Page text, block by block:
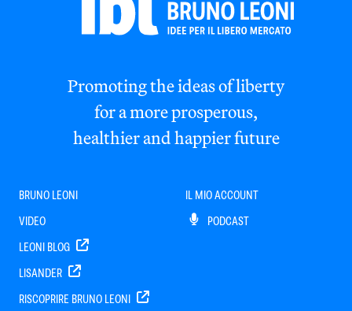
Promoting the ideas of liberty
for a more prosperous,
healthier and happier future
BRUNO LEONI
VIDEO
LEONI BLOG
LISANDER
RISCOPRIRE BRUNO LEONI
IL MIO ACCOUNT
PODCAST